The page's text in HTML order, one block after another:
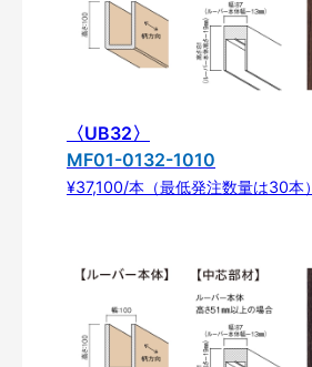
〈UB32〉
MF01-0132-1010
¥37,100/本（最低発注数量は30本）